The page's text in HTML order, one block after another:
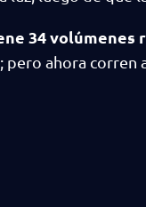
34 volúmenes
; pero ahora corren